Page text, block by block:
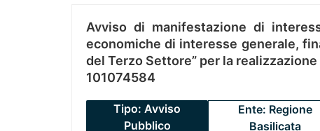
Avviso di manifestazione di
economiche di interesse generale,
del Terzo Settore” per la
101074584
Tipo: Avviso
Pubblico
Ente: Regione
Basilicata